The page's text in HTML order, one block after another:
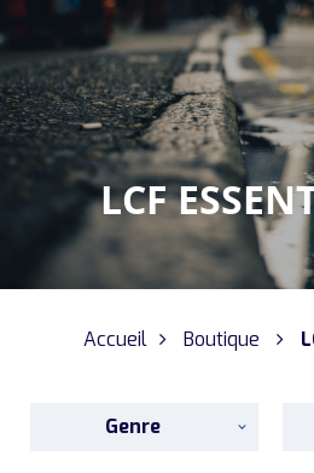
LCF
Accueil Boutique
Genre